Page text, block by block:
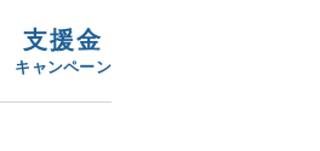
支援金
キャンペーン